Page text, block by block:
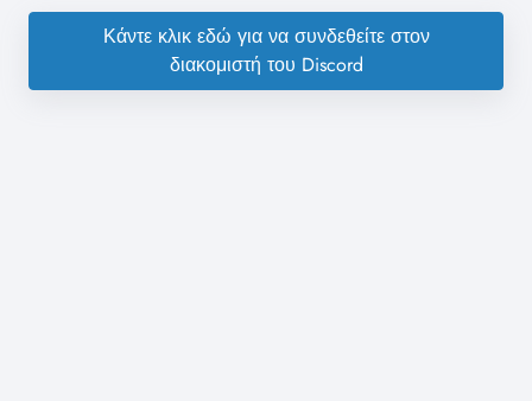
Κάντε κλικ εδώ για να συνδεθείτε στον
διακομιστή του Discord